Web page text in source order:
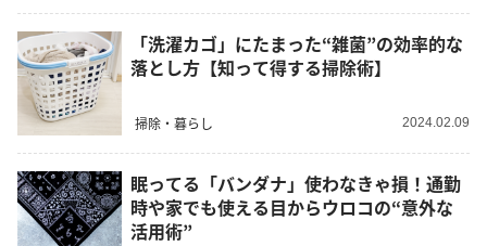
「洗濯カゴ」にたまった“雑菌”の効率的な
落とし方【知って得する掃除術】
掃除・暮らし 2024.02.09
眠ってる「バンダナ」使わなきゃ損！通勤
時や家でも使える目からウロコの“意外な
活用術”